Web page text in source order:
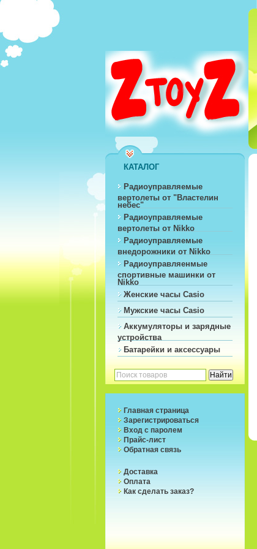
КАТАЛОГ
Радиоуправляемые
вертолеты от "Властелин
небес"
Радиоуправляемые
вертолеты от Nikko
Радиоуправляемые
внедорожники от Nikko
Радиоуправляенмые
спортивные машинки от
Nikko
Женские часы Casio
Мужские часы Casio
Аккумуляторы и зарядные
устройства
Батарейки и аксессуары
Главная страница
Зарегистрироваться
Вход с паролем
Прайс-лист
Обратная связь
Доставка
Оплата
Как сделать заказ?